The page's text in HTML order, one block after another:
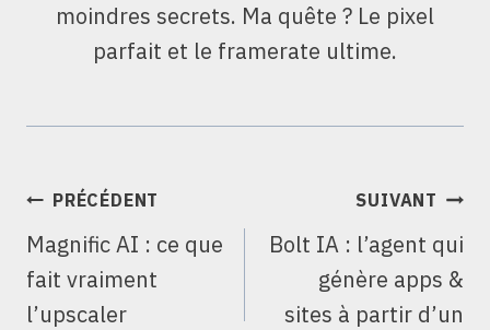
moindres secrets. Ma quête ? Le pixel
parfait et le framerate ultime.
NAVIGATION
L’ARTICLE
PRÉCÉDENT
Magnific AI : ce que
fait vraiment
l’upscaler
SUIVANT
Bolt IA : l’agent qui
génère apps &
sites à partir d’un